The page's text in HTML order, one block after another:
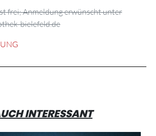
frei; Anmeldung erwünscht unter
bielefeld.de
INTERESSANT